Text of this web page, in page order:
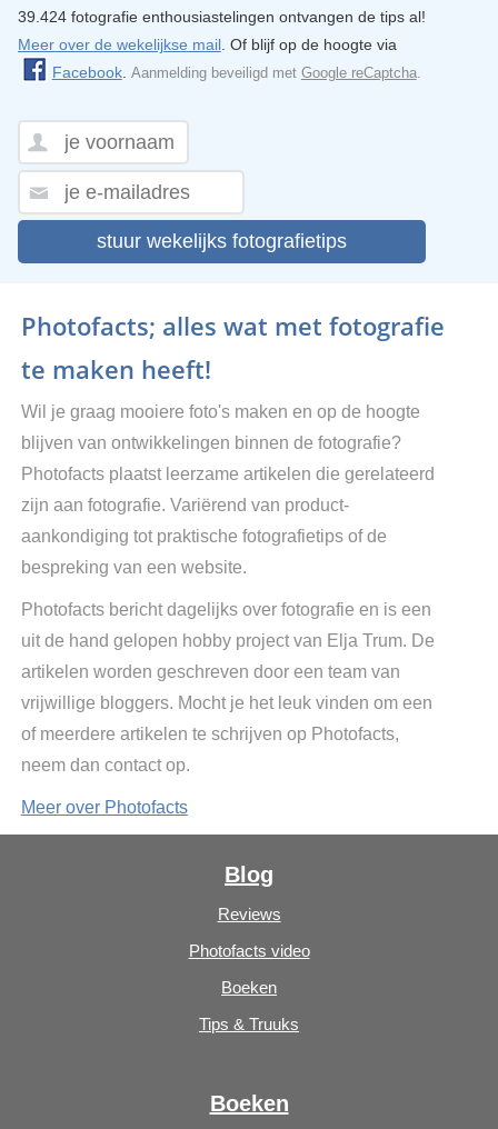
39.424 fotografie enthousiastelingen ontvangen de tips al!
Meer over de wekelijkse mail. Of blijf op de hoogte via
Facebook. Aanmelding beveiligd met Google reCaptcha.
stuur wekelijks fotografietips
Photofacts; alles wat met fotografie
te maken heeft!
Wil je graag mooiere foto's maken en op de hoogte
blijven van ontwikkelingen binnen de fotografie?
Photofacts plaatst leerzame artikelen die gerelateerd
zijn aan fotografie. Variërend van product-
aankondiging tot praktische fotografietips of de
bespreking van een website.
Photofacts bericht dagelijks over fotografie en is een
uit de hand gelopen hobby project van Elja Trum. De
artikelen worden geschreven door een team van
vrijwillige bloggers. Mocht je het leuk vinden om een
of meerdere artikelen te schrijven op Photofacts,
neem dan contact op.
Meer over Photofacts
Blog
Reviews
Photofacts video
Boeken
Tips & Truuks
Boeken